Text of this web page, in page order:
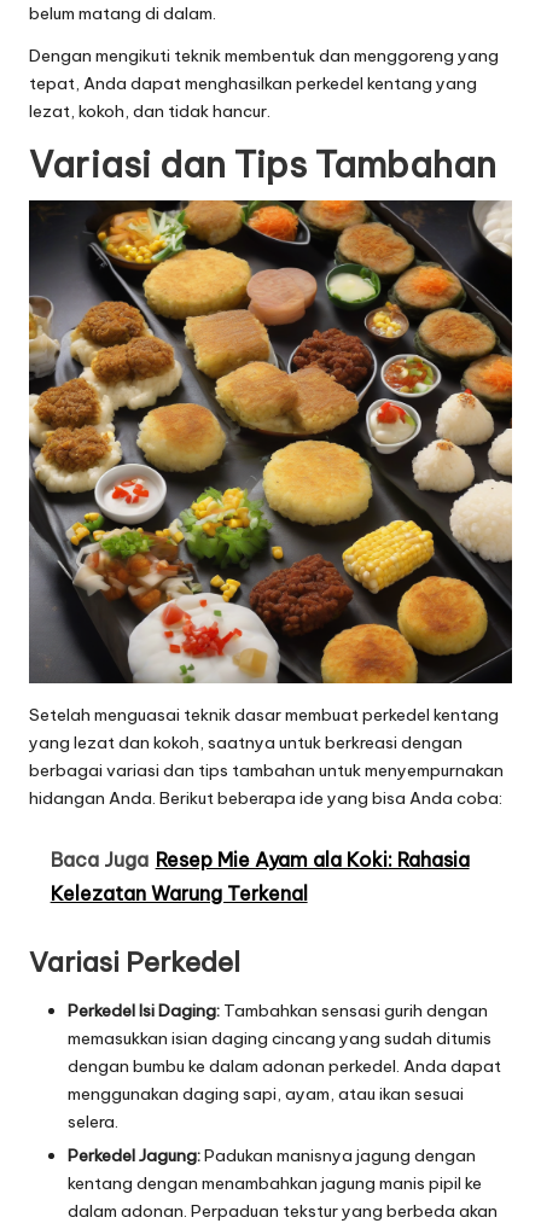
belum matang di dalam.
Dengan mengikuti teknik membentuk dan menggoreng yang
tepat, Anda dapat menghasilkan perkedel kentang yang
lezat, kokoh, dan tidak hancur.
Variasi dan Tips Tambahan
Setelah menguasai teknik dasar membuat perkedel kentang
yang lezat dan kokoh, saatnya untuk berkreasi dengan
berbagai variasi dan tips tambahan untuk menyempurnakan
hidangan Anda. Berikut beberapa ide yang bisa Anda coba:
Baca Juga Resep Mie Ayam ala Koki: Rahasia
Kelezatan Warung Terkenal
Variasi Perkedel
Perkedel Isi Daging: Tambahkan sensasi gurih dengan
memasukkan isian daging cincang yang sudah ditumis
dengan bumbu ke dalam adonan perkedel. Anda dapat
menggunakan daging sapi, ayam, atau ikan sesuai
selera.
Perkedel Jagung:Padukan manisnya jagung dengan
kentang dengan menambahkan jagung manis pipil ke
dalam adonan. Perpaduan tekstur yang berbeda akan